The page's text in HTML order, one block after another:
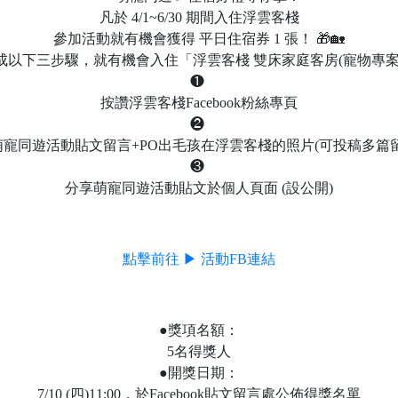
凡於 4/1~6/30 期間入住浮雲客棧
參加活動就有機會獲得 平日住宿券 1 張！ 🎁🏡
以下三步驟，就有機會入住「浮雲客棧 雙床家庭客房(寵物專案
❶
按讚浮雲客棧Facebook粉絲專頁
❷
寵同遊活動貼文留言+PO出毛孩在浮雲客棧的照片(可投稿多篇
❸
分享萌寵同遊活動貼文於個人頁面 (設公開)
點擊前往 ▶ 活動FB連結
●獎項名額：
5名得獎人
●開獎日期：
7/10 (四)11:00，於Facebook貼文留言處公佈得獎名單